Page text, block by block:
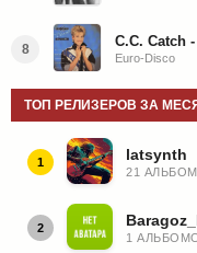
8
Euro-Disco
ТОП РЕЛИЗЕРОВ ЗА
1 latsynth
21
2
1